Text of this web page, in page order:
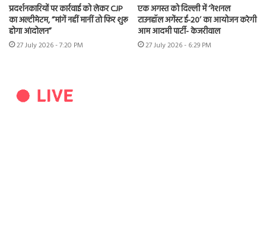
प्रदर्शनकारियों पर कार्रवाई को लेकर CJP
का अल्टीमेटम, “मांगें नहीं मानीं तो फिर शुरू
होगा आंदोलन”
27 July 2026 - 7:20 PM
एक अगस्त को दिल्ली में ‘नेशनल
टाउनहॉल अगेंस्ट ई-20’ का आयोजन करेगी
आम आदमी पार्टी- केजरीवाल
27 July 2026 - 6:29 PM